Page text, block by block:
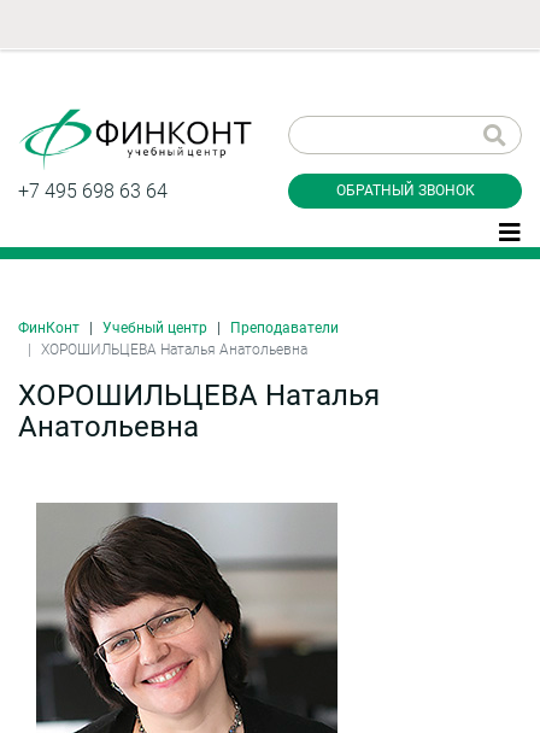
+7 495 698 63 64 ОБРАТНЫЙ ЗВОНОК
ФинКонт Учебный центр
Преподаватели
ХОРОШИЛЬЦЕВА Наталья Анатольевна
ХОРОШИЛЬЦЕВА Наталья
Анатольевна
звонок
Даю согласие на обработку персональных
данные и соглашаюсь с
конфиденциальности